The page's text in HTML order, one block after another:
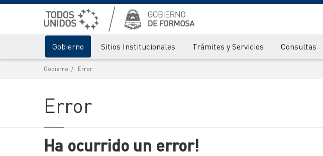
Gobierno Sitios Institucionales Trámites y Servicios Consultas
Gobierno Error
Error
Ha ocurrido un error!